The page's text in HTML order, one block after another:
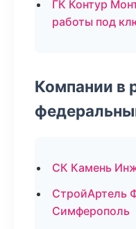
ГК Контур
работы под
Компании в
СК Камень
СтройАртель
Симферополь